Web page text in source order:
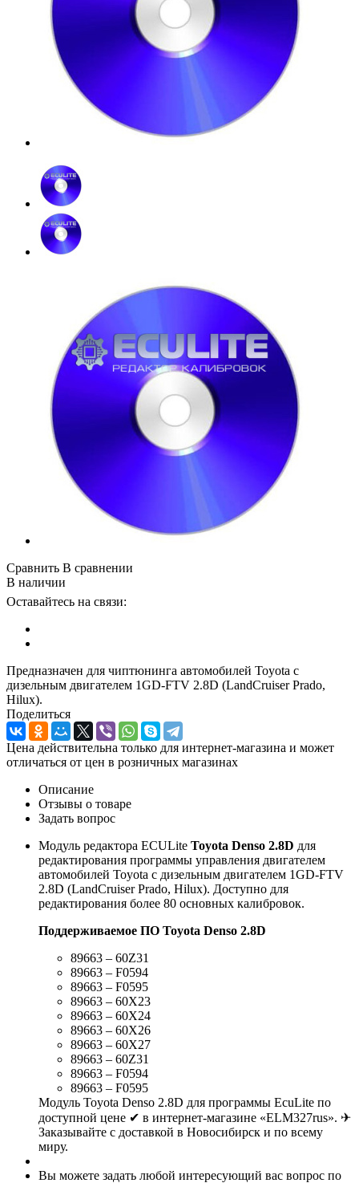
Сравнить В сравнении
В наличии
Оставайтесь на связи:
Предназначен для чиптюнинга автомобилей Toyota с
дизельным двигателем 1GD-FTV 2.8D (LandCruiser Prado,
Hilux).
Поделиться
Цена действительна только для интернет-магазина и может
отличаться от цен в розничных магазинах
Описание
Отзывы о товаре
Задать вопрос
Модуль редактора ECULite Toyota Denso 2.8D для
редактирования программы управления двигателем
автомобилей Toyota с дизельным двигателем 1GD-FTV
2.8D (LandCruiser Prado, Hilux). Доступно для
редактирования более 80 основных калибровок.
Поддерживаемое ПО Toyota Denso 2.8D
89663 – 60Z31
89663 – F0594
89663 – F0595
89663 – 60X23
89663 – 60X24
89663 – 60X26
89663 – 60X27
89663 – 60Z31
89663 – F0594
89663 – F0595
Модуль Toyota Denso 2.8D для программы EcuLite по
доступной цене ✔ в интернет-магазине «ELM327rus». ✈
Заказывайте с доставкой в Новосибирск и по всему
миру.
Вы можете задать любой интересующий вас вопрос по